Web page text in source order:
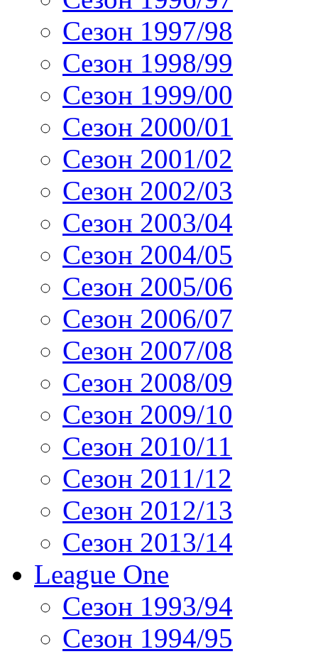
Сезон 1997/98
Сезон 1998/99
Сезон 1999/00
Сезон 2000/01
Сезон 2001/02
Сезон 2002/03
Сезон 2003/04
Сезон 2004/05
Сезон 2005/06
Сезон 2006/07
Сезон 2007/08
Сезон 2008/09
Сезон 2009/10
Сезон 2010/11
Сезон 2011/12
Сезон 2012/13
Сезон 2013/14
League One
Сезон 1993/94
Сезон 1994/95